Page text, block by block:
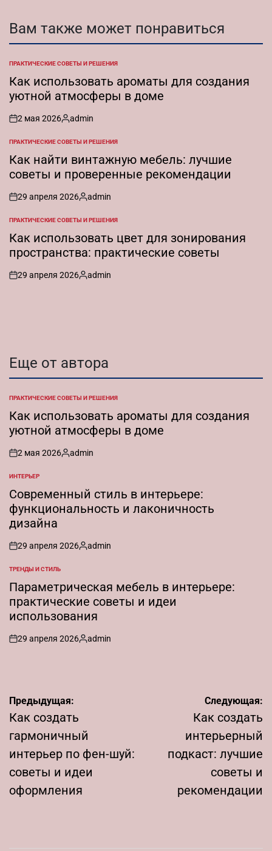
Вам также может понравиться
ОПУБЛИКОВАНО
В
ПРАКТИЧЕСКИЕ СОВЕТЫ И РЕШЕНИЯ
Как использовать ароматы для создания
уютной атмосферы в доме
on
2 мая 2026
Запись
admin
ОПУБЛИКОВАНО
В
ПРАКТИЧЕСКИЕ СОВЕТЫ И РЕШЕНИЯ
Как найти винтажную мебель: лучшие
советы и проверенные рекомендации
on
29 апреля 2026
Запись
admin
ОПУБЛИКОВАНО
В
ПРАКТИЧЕСКИЕ СОВЕТЫ И РЕШЕНИЯ
Как использовать цвет для зонирования
пространства: практические советы
on
29 апреля 2026
Запись
admin
Еще от автора
ОПУБЛИКОВАНО
В
ПРАКТИЧЕСКИЕ СОВЕТЫ И РЕШЕНИЯ
Как использовать ароматы для создания
уютной атмосферы в доме
on
2 мая 2026
Запись
admin
ОПУБЛИКОВАНО
В
ИНТЕРЬЕР
Современный стиль в интерьере:
функциональность и лаконичность
дизайна
on
29 апреля 2026
Запись
admin
ОПУБЛИКОВАНО
В
ТРЕНДЫ И СТИЛЬ
Параметрическая мебель в интерьере:
практические советы и идеи
использования
on
29 апреля 2026
Запись
admin
Навигация
по
записям
Предыдущая:
Как создать
гармоничный
интерьер по фен-шуй:
советы и идеи
оформления
Следующая:
Как создать
интерьерный
подкаст: лучшие
советы и
рекомендации